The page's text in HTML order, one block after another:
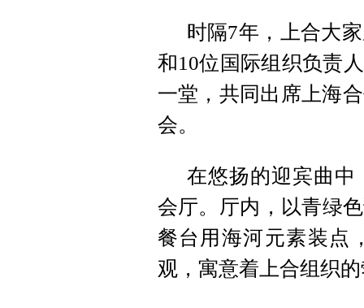
时隔7年，上合大
和10位国际组织负责
一堂，共同出席上海
会。
在悠扬的迎宾曲中
会厅。厅内，以青绿
餐台用海河元素装点
观，寓意着上合组织